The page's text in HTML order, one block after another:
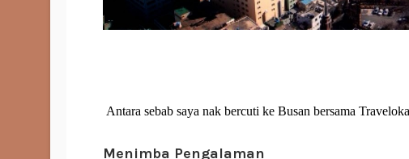
Antara sebab saya nak bercuti ke Busan bersama
Menimba Pengalaman